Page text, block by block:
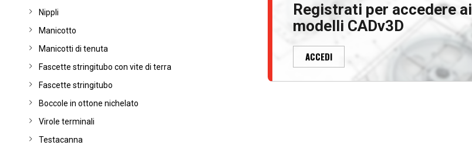
Nippli
Manicotto
Manicotti di tenuta
Fascette stringitubo con vite di terra
Fascette stringitubo
Boccole in ottone nichelato
Virole terminali
Testacanna
Registrati per accedere ai
modelli CADv3D
ACCEDI